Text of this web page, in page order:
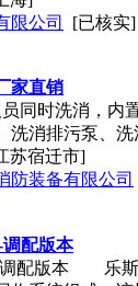
限公司
[已核实]
家直销
同时洗消，内
洗消排污泵、洗
苏宿迁市]
防装备有限公司
配版本
版本 乐斯堡